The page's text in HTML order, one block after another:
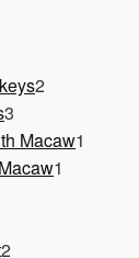
22
3
Produkte
Macaw1
1
22